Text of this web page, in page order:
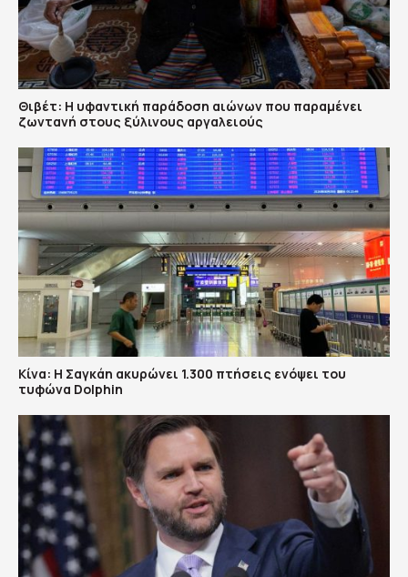
Θιβέτ: Η υφαντική παράδοση αιώνων που παραμένει
ζωντανή στους ξύλινους αργαλειούς
Κίνα: Η Σαγκάη ακυρώνει 1.300 πτήσεις ενόψει του
τυφώνα Dolphin